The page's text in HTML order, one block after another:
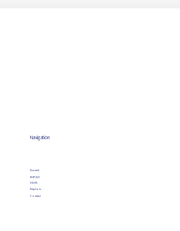
Accueil
EHPAD
SAVS
Emplois
Contact
Navigation